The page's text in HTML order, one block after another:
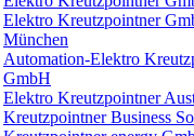
Elektro Kreutzpointner
München
Automation-Elektro
GmbH
Elektro Kreutzpointner
Kreutzpointner Business